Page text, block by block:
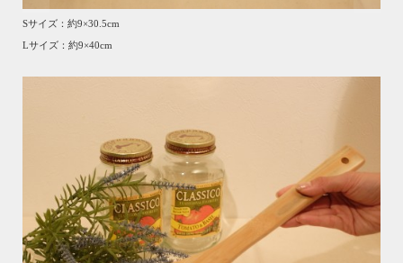
Sサイズ：約9×30.5cm
Lサイズ：約9×40cm